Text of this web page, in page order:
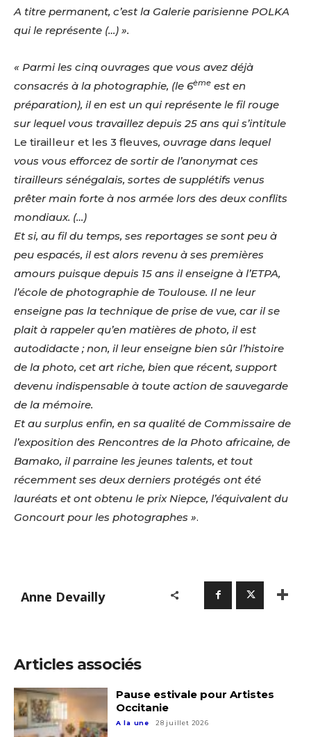
Adresse email*
Statut / Organisation
J'accepte les termes et conditions
Prénom
A titre permanent, c’est la Galerie parisienne POLKA
qui le représente (…) ».
« Parmi les cinq ouvrages que vous avez déjà
consacrés à la photographie, (le 6ème est en
préparation), il en est un qui représente le fil rouge
sur lequel vous travaillez depuis 25 ans qui s’intitule
Le tirailleur et les 3 fleuves, ouvrage dans lequel
vous vous efforcez de sortir de l’anonymat ces
tirailleurs sénégalais, sortes de supplétifs venus
prêter main forte à nos armée lors des deux conflits
mondiaux. (…)
Et si, au fil du temps, ses reportages se sont peu à
peu espacés, il est alors revenu à ses premières
amours puisque depuis 15 ans il enseigne à l’ETPA,
l’école de photographie de Toulouse. Il ne leur
enseigne pas la technique de prise de vue, car il se
plait à rappeler qu’en matières de photo, il est
autodidacte ; non, il leur enseigne bien sûr l’histoire
de la photo, cet art riche, bien que récent, support
devenu indispensable à toute action de sauvegarde
de la mémoire.
Et au surplus enfin, en sa qualité de Commissaire de
l’exposition des Rencontres de la Photo africaine, de
Bamako, il parraine les jeunes talents, et tout
récemment ses deux derniers protégés ont été
lauréats et ont obtenu le prix Niepce, l’équivalent du
Goncourt pour les photographes ».
Anne Devailly
Articles associés
Pause estivale pour Artistes
Occitanie
A la une 28 juillet 2026